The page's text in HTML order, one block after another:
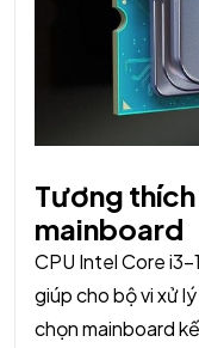
Tương
mainboard
CPU Intel Core
giúp cho bộ vi xử
chọn mainboard